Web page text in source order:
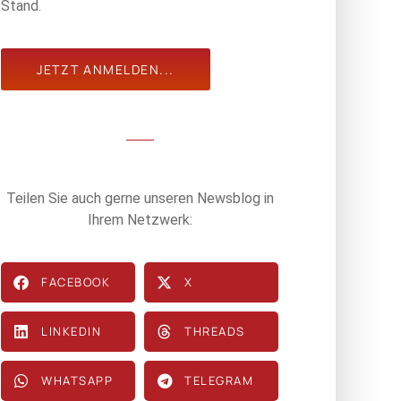
Stand.
JETZT ANMELDEN...
Teilen Sie auch gerne unseren Newsblog in
Ihrem Netzwerk:
FACEBOOK X
LINKEDIN THREADS
WHATSAPP TELEGRAM